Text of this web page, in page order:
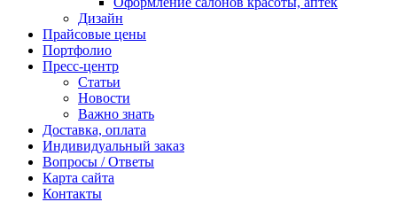
Дизайн
Прайсовые цены
Портфолио
Пресс-центр
Статьи
Новости
Важно знать
Доставка, оплата
Индивидуальный заказ
Вопросы / Ответы
Карта сайта
Контакты